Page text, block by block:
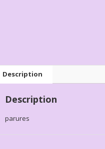
Description
Description
parures